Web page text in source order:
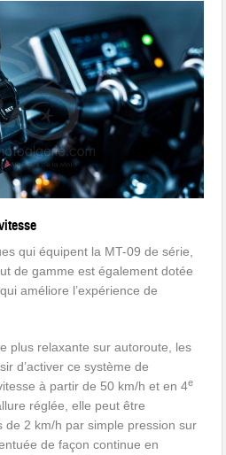
qui équipent la MT-09 de série,
de gamme est également dotée
améliore l’expérience de
plus relaxante sur autoroute, les
d’activer ce système de
à partir de 50 km/h et en 4e
réglée, elle peut être
de 2 km/h par simple pression sur
de façon continue en